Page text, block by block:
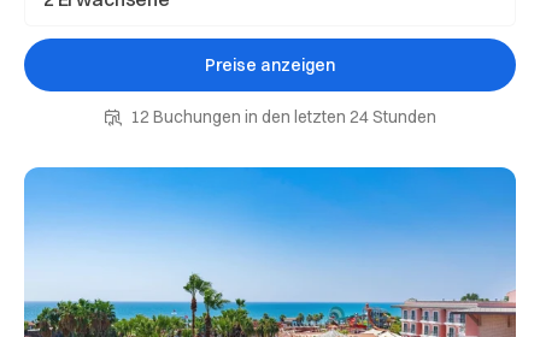
Preise anzeigen
12 Buchungen in den letzten 24 Stunden